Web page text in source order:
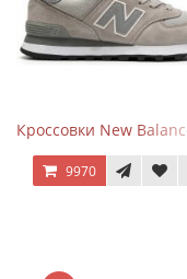
Кроссовки New
9970